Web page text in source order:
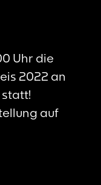
Uhr die
2022 an
statt!
auf